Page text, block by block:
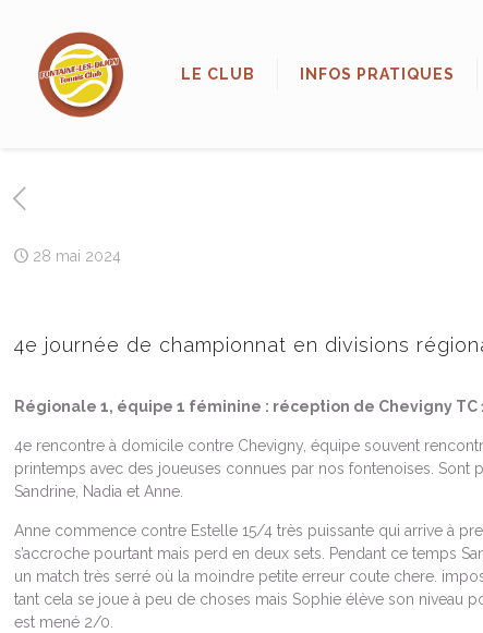
LE CLUB INFOS PRATIQUES
28 mai 2024
4e journée de championnat en divisions
Régionale 1, équipe 1 féminine : réception de Chevigny TC
4e rencontre à domicile contre Chevigny, équipe souvent
printemps avec des joueuses connues par nos fontenoises. Sont
Sandrine, Nadia et Anne.
Anne commence contre Estelle 15/4 très puissante qui arrive à
s’accroche pourtant mais perd en deux sets. Pendant ce temps
un match très serré où la moindre petite erreur coute chere.
tant cela se joue à peu de choses mais Sophie élève son niveau
est mené 2/0.